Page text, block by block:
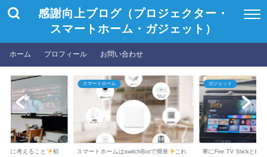
感謝向上ブログ（プロジェクター・
スマートホーム・ガジェット）
ホーム プロフィール お問い合わせ
前に考えること
初
スマートホーム
スマートホームはswitchBotで簡単
これ
ガジェット
車にFire TV Stickと